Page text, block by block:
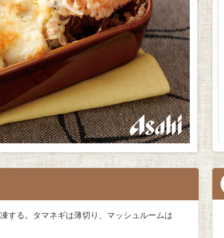
する。タマネギは薄切り、マッシュルームは